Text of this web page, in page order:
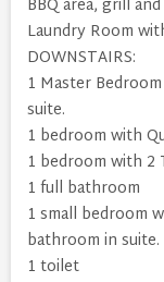
BBQ area, grill
Laundry Room
DOWNSTAIRS:
1 Master
suite.
1 bedroom with
1 bedroom with 2
1 full bathroom
1 small bedroom
bathroom in suite.
1 toilet